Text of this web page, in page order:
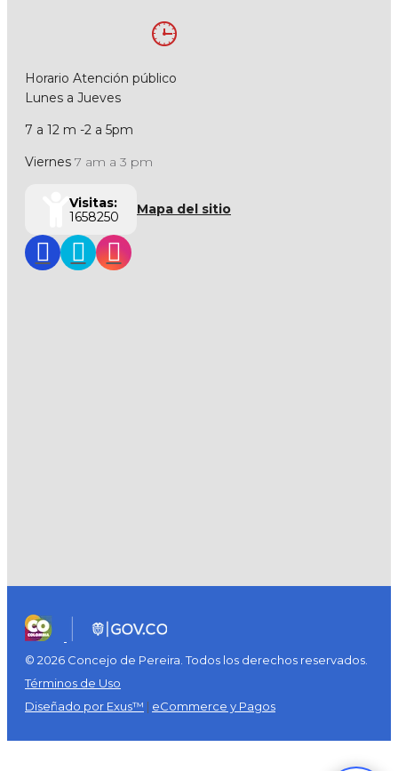
Horario Atención público
Lunes a Jueves
7 a 12 m -2 a 5pm
Viernes 7 am a 3 pm
Visitas:
1658250
Mapa del sitio
© 2026 Concejo de Pereira. Todos los derechos reservados.
Términos de Uso
Diseñado por Exus™ | eCommerce y Pagos